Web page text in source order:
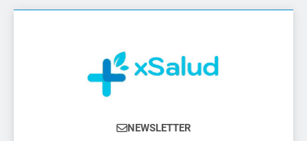
XSalud
Noticias Del Sector Salud. Congresos Y
NEWSLETTER